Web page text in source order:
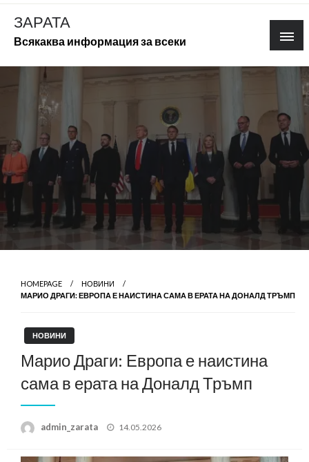
Skip
content
ЗАРАТА
Всякаква информация за всеки
HOMEPAGE
НОВИНИ
МАРИО ДРАГИ: ЕВРОПА Е НАИСТИНА САМА В ЕРАТА НА ДОНАЛД ТРЪМП
НОВИНИ
Марио Драги: Европа е наистина
сама в ерата на Доналд Тръмп
admin_zarata
Posted
14.05.2026